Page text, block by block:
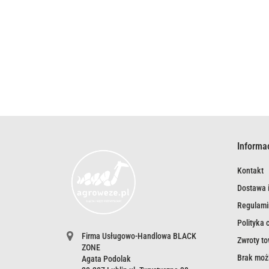
Firma Usługowo-Handlowa BLACK
ZONE
Agata Podolak
Kontakt
Dostawa
Polityka
Zwroty
Brak